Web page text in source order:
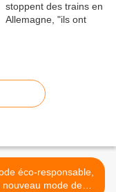
éco-responsable,
nouveau mode de